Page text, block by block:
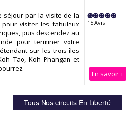
15 Avis
En savoir +
séjour par la visite de la
pour visiter les fabuleux
puis descendez au
pour terminer votre
sur les trois îles
Tao, Koh Phangan et